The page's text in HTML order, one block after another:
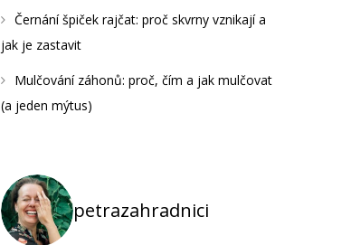
Černání špiček rajčat: proč skvrny vznikají a
jak je zastavit
Mulčování záhonů: proč, čím a jak mulčovat
(a jeden mýtus)
petrazahradnici